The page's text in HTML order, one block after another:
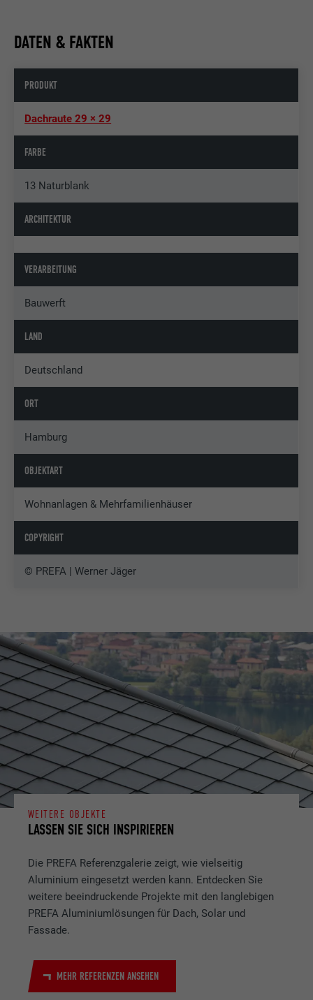
DATEN & FAKTEN
PRODUKT
Dachraute 29 × 29
FARBE
13 Naturblank
ARCHITEKTUR
VERARBEITUNG
Bauwerft
LAND
Deutschland
ORT
Hamburg
OBJEKTART
Wohnanlagen & Mehrfamilienhäuser
COPYRIGHT
© PREFA | Werner Jäger
LASSEN SIE SICH INSPIRIEREN
WEITERE OBJEKTE
Die PREFA Referenzgalerie zeigt, wie vielseitig
Aluminium eingesetzt werden kann. Entdecken Sie
weitere beeindruckende Projekte mit den langlebigen
PREFA Aluminiumlösungen für Dach, Solar und
Fassade.
MEHR REFERENZEN ANSEHEN